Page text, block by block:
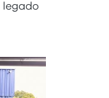
legado